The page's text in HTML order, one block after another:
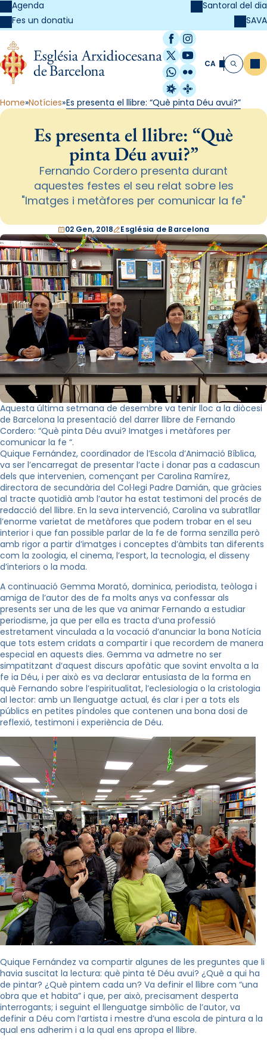
Agenda
Fes un donatiu
Santoral del dia
SAVA
Facebook
Instagram
X / Twitter
YouTube
WhatsApp
Flickr
Radio Estel
Catalunya
CA Cerca
Home Notícies Es presenta el llibre: “Què pinta Déu avui?”
Es presenta el llibre: “Què
pinta Déu avui?”
Fernando Cordero presenta durant
aquestes festes el seu relat sobre les
"Imatges i metàfores per comunicar la fe"
02 Gen, 2018 Església de Barcelona
Aquesta última setmana de desembre va tenir lloc a la diòcesi
de Barcelona la presentació del darrer llibre de Fernando
Cordero: “Què pinta Déu avui? Imatges i metàfores per
comunicar la fe “.
Quique Fernández, coordinador de l’Escola d’Animació Bíblica,
va ser l’encarregat de presentar l’acte i donar pas a cadascun
dels que intervenien, començant per Carolina Ramírez,
directora de secundària del Col·legi Padre Damián, que gràcies
al tracte quotidià amb l’autor ha estat testimoni del procés de
redacció del llibre. En la seva intervenció, Carolina va subratllar
l’enorme varietat de metàfores que podem trobar en el seu
interior i que fan possible parlar de la fe de forma senzilla però
amb rigor a partir d’imatges i conceptes d’àmbits tan diferents
com la zoologia, el cinema, l’esport, la tecnologia, el disseny
d’interiors o la moda.
A continuació Gemma Morató, dominica, periodista, teòloga i
amiga de l’autor des de fa molts anys va confessar als
presents ser una de les que va animar Fernando a estudiar
periodisme, ja que per ella es tracta d’una professió
estretament vinculada a la vocació d’anunciar la bona Notícia
que tots estem cridats a compartir i que recordem de manera
especial en aquests dies. Gemma va admetre no ser
simpatitzant d’aquest discurs apofàtic que sovint envolta a la
fe ia Déu, i per això es va declarar entusiasta de la forma en
què Fernando sobre l’espiritualitat, l’eclesiologia o la cristologia
al lector: amb un llenguatge actual, és clar i per a tots els
públics en petites píndoles que contenen una bona dosi de
reflexió, testimoni i experiència de Déu.
Quique Fernández va compartir algunes de les preguntes que li
havia suscitat la lectura: què pinta té Déu avui? ¿Què a qui ha
de pintar? ¿Què pintem cada un? Va definir el llibre com “una
obra que et habita” i que, per això, precisament desperta
interrogants; i seguint el llenguatge simbòlic de l’autor, va
definir a Déu com l’artista i mestre d’una escola de pintura a la
qual ens adherim i a la qual ens apropa el llibre.